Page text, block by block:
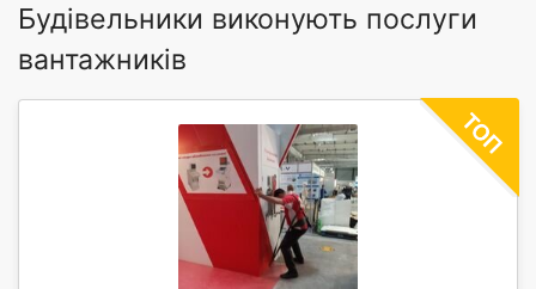
Будівельники виконують послуги
вантажників